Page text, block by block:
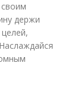
держи